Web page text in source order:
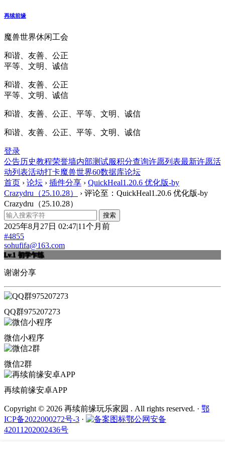
再续前缘
魔兽世界休闲工会
和谐、友善、公正
平等、文明、诚信
和谐、友善、公正
平等、文明、诚信
和谐、友善、公正、平等、文明、诚信
和谐、友善、公正、平等、文明、诚信
登录
公告历史教程荣誉墙内部测试服积分查询许愿列表最新许愿活
动列表活动打卡魔兽世界60数据库论坛
首页 › 论坛 › 插件分享 › QuickHeal1.20.6 优化版-by
Crazydru（25.10.28）
› 评论至：QuickHeal1.20.6 优化版-by
Crazydru（25.10.28）
2025年8月27日 02:47|11个月前
#4855
sohufifa@163.com
Lv.1 初学乍练
谢谢分享
QQ群975207273
微信小程序
微信2群
再续前缘安卓APP
Copyright © 2026 再续前缘玩乐家园 . All rights reserved. · 鄂
ICP备2022000272号-3 ·
鄂公网安备
42011202002436号